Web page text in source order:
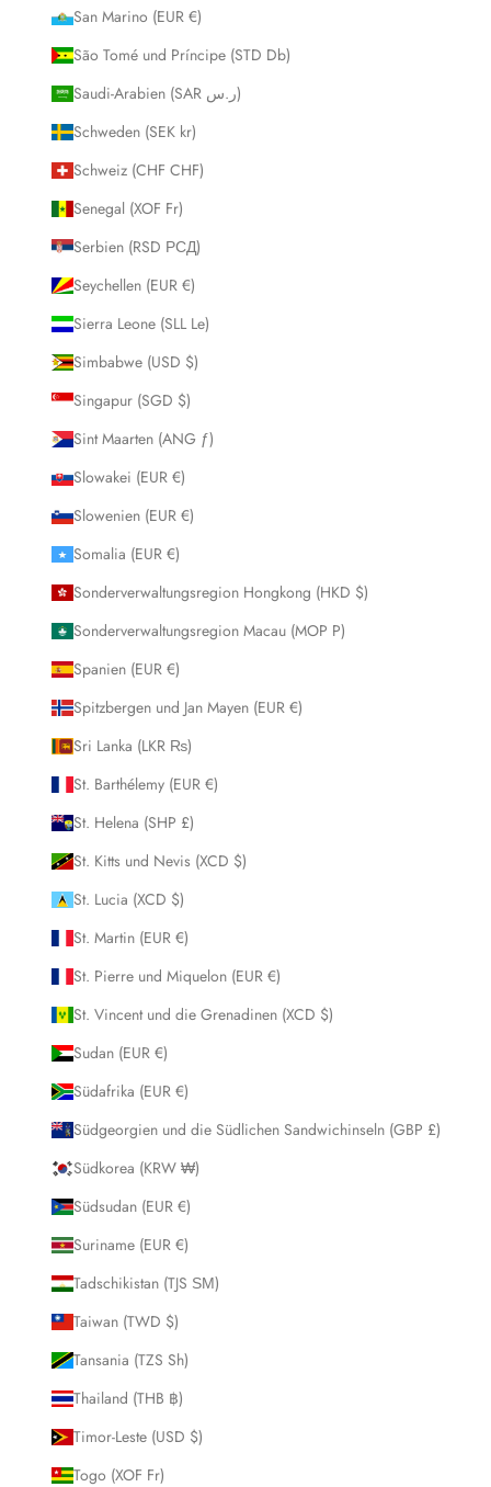
San Marino (EUR €)
São Tomé und Príncipe (STD Db)
Saudi-Arabien (SAR ر.س)
Schweden (SEK kr)
Schweiz (CHF CHF)
Senegal (XOF Fr)
Serbien (RSD РСД)
Seychellen (EUR €)
Sierra Leone (SLL Le)
Simbabwe (USD $)
Singapur (SGD $)
Sint Maarten (ANG ƒ)
Slowakei (EUR €)
Slowenien (EUR €)
Somalia (EUR €)
Sonderverwaltungsregion Hongkong (HKD $)
Sonderverwaltungsregion Macau (MOP P)
Spanien (EUR €)
Spitzbergen und Jan Mayen (EUR €)
Sri Lanka (LKR ₨)
St. Barthélemy (EUR €)
St. Helena (SHP £)
St. Kitts und Nevis (XCD $)
St. Lucia (XCD $)
St. Martin (EUR €)
St. Pierre und Miquelon (EUR €)
St. Vincent und die Grenadinen (XCD $)
Sudan (EUR €)
Südafrika (EUR €)
Südgeorgien und die Südlichen Sandwichinseln (GBP £)
Südkorea (KRW ₩)
Südsudan (EUR €)
Suriname (EUR €)
Tadschikistan (TJS ЅМ)
Taiwan (TWD $)
Tansania (TZS Sh)
Thailand (THB ฿)
Timor-Leste (USD $)
Togo (XOF Fr)